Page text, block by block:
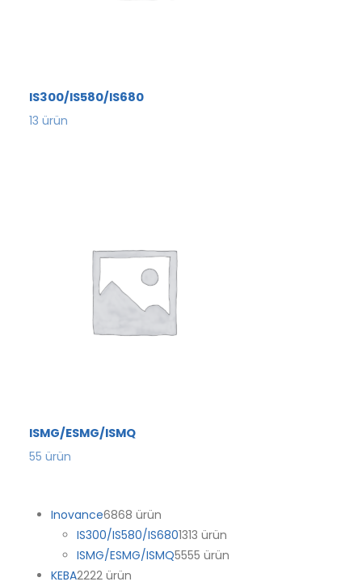
IS300/IS580/IS680
13 ürün
ISMG/ESMG/ISMQ
55 ürün
Inovance6868 ürün
IS300/IS580/IS6801313 ürün
ISMG/ESMG/ISMQ5555 ürün
KEBA2222 ürün